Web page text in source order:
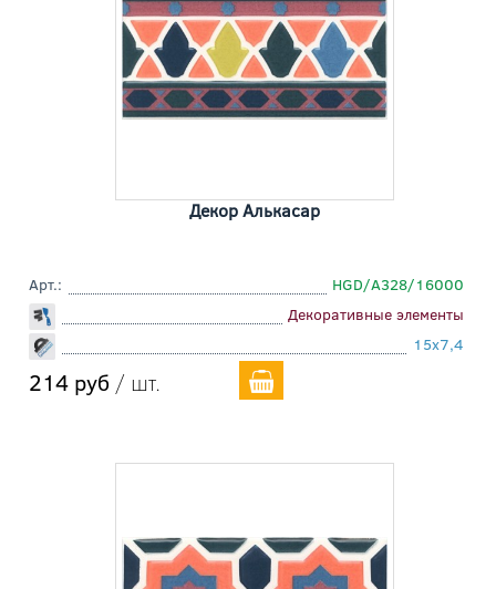
Декор Алькасар
Арт.:
HGD/A328/16000
Декоративные элементы
15x7,4
214 руб / шт.